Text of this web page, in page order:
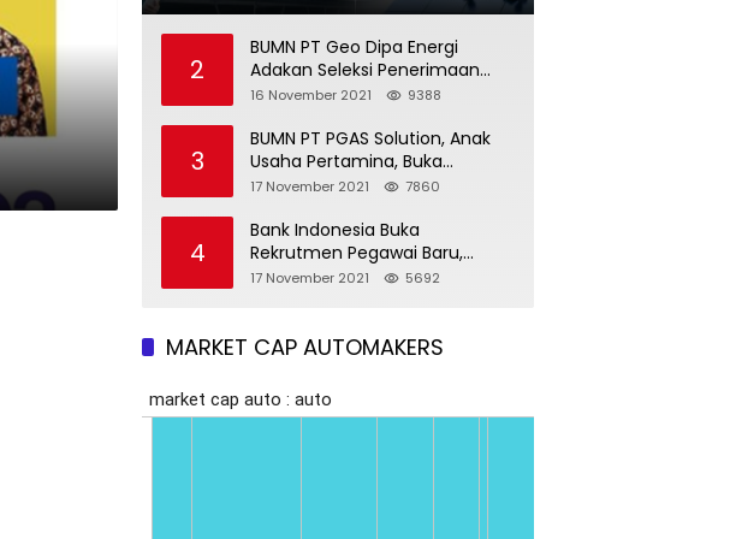
2
BUMN PT Geo Dipa Energi
Adakan Seleksi Penerimaan
Pegawai Baru
16 November 2021 9388
3
BUMN PT PGAS Solution, Anak
Usaha Pertamina, Buka
Rekrutmen Pegawai Baru
17 November 2021 7860
4
Bank Indonesia Buka
Rekrutmen Pegawai Baru,
Tersedia 37 Posisi
17 November 2021 5692
MARKET CAP AUTOMAKERS